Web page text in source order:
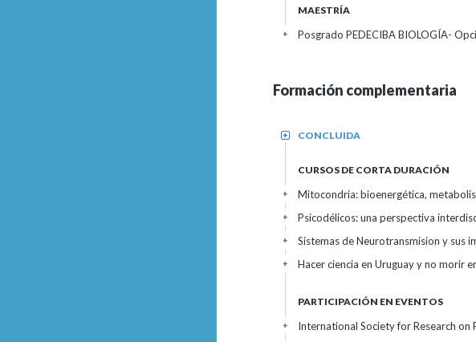
MAESTRÍA
Posgrado PEDECIBA BIOLOGÍA-
+
Formación complementaria
CONCLUIDA
+
CURSOS DE CORTA DURACIÓN
Mitocondria: bioenergética,
+
Psicodélicos: una perspectiva
+
Sistemas de Neurotransmision y sus
+
Hacer ciencia en Uruguay y no morir
+
PARTICIPACIÓN EN EVENTOS
International Society for Research on
+